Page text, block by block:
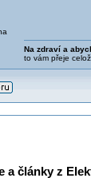
Na zdraví a
to vám přeje
a články z